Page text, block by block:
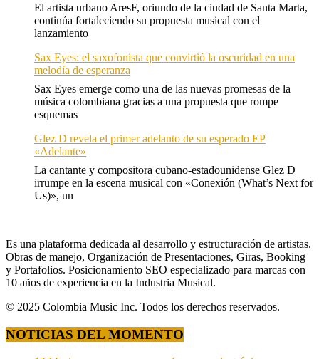
El artista urbano AresF, oriundo de la ciudad de Santa Marta,
continúa fortaleciendo su propuesta musical con el
lanzamiento
Sax Eyes: el saxofonista que convirtió la oscuridad en una
melodía de esperanza
Sax Eyes emerge como una de las nuevas promesas de la
música colombiana gracias a una propuesta que rompe
esquemas
Glez D revela el primer adelanto de su esperado EP
«Adelante»
La cantante y compositora cubano-estadounidense Glez D
irrumpe en la escena musical con «Conexión (What’s Next for
Us)», un
Es una plataforma dedicada al desarrollo y estructuración de artistas.
Obras de manejo, Organización de Presentaciones, Giras, Booking
y Portafolios. Posicionamiento SEO especializado para marcas con
10 años de experiencia en la Industria Musical.
© 2025 Colombia Music Inc. Todos los derechos reservados.
NOTICIAS DEL MOMENTO